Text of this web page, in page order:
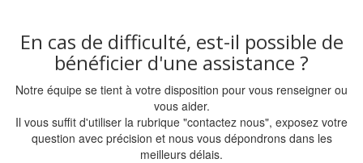
En cas de difficulté, est-il possible de
bénéficier d'une assistance ?
Notre équipe se tient à votre disposition pour vous renseigner ou
vous aider.
Il vous suffit d'utiliser la rubrique "contactez nous", exposez votre
question avec précision et nous vous dépondrons dans les
meilleurs délais.